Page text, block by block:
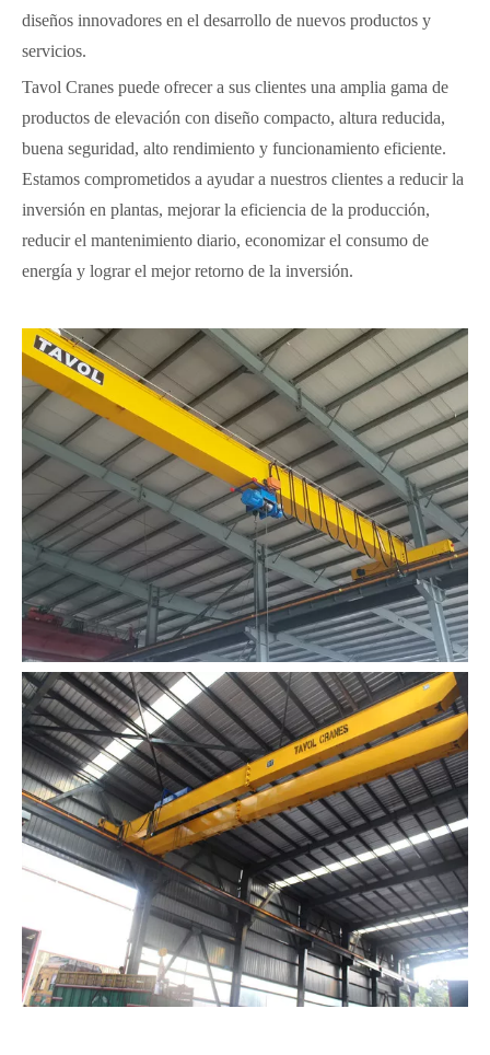
diseños innovadores en el desarrollo de nuevos productos y
servicios.
Tavol Cranes puede ofrecer a sus clientes una amplia gama de
productos de elevación con diseño compacto, altura reducida,
buena seguridad, alto rendimiento y funcionamiento eficiente.
Estamos comprometidos a ayudar a nuestros clientes a reducir la
inversión en plantas, mejorar la eficiencia de la producción,
reducir el mantenimiento diario, economizar el consumo de
energía y lograr el mejor retorno de la inversión.